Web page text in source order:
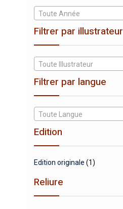
Toute Année
Filtrer par illustrateur
Toute Illustrateur
Filtrer par langue
Toute Langue
Edition
Edition originale (1)
Reliure